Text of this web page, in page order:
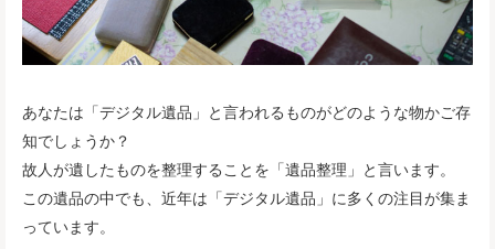
あなたは「デジタル遺品」と言われるものがどのような物かご存
知でしょうか？
故人が遺したものを整理することを「遺品整理」と言います。
この遺品の中でも、近年は「デジタル遺品」に多くの注目が集ま
っています。